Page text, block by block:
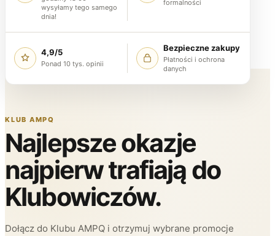
wysyłamy tego samego
dnia!
formalności
4,9/5
Ponad 10 tys. opinii
Bezpieczne zakupy
Płatności i ochrona
danych
KLUB AMPQ
Najlepsze okazje
najpierw trafiają do
Klubowiczów.
Dołącz do Klubu AMPQ i otrzymuj wybrane promocje